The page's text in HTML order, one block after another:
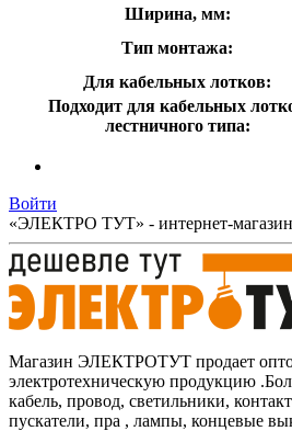
Ширина, мм:
Тип монтажа:
Для кабельных лотков:
Подходит для кабельных
лестничного типа:
Войти
«ЭЛЕКТРО ТУТ» - интернет-магазин
Магазин ЭЛЕКТРОТУТ продает
электротехническую продукцию
кабель, провод, светильники,
пускатели, пра , лампы, концевые